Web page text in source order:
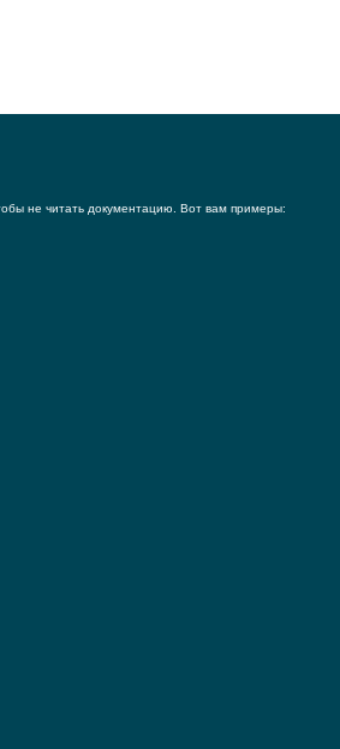
не читать документацию. Вот вам примеры: